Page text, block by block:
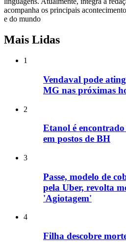
acompanha os principais
e do mundo
Mais Lidas
1
Vendaval pode
MG nas próximas
2
Etanol é encontrado
em postos de BH
3
Passe, modelo de
pela Uber, revolta
'Agiotagem'
4
Filha descobre